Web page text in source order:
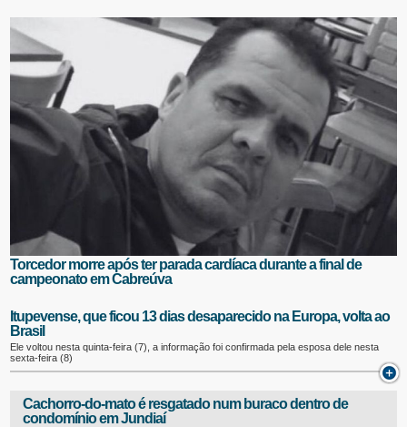
Torcedor morre após ter parada cardíaca durante a final de
campeonato em Cabreúva
Itupevense, que ficou 13 dias desaparecido na Europa, volta ao
Brasil
Ele voltou nesta quinta-feira (7), a informação foi confirmada pela esposa dele nesta
sexta-feira (8)
Cachorro-do-mato é resgatado num buraco dentro de
condomínio em Jundiaí